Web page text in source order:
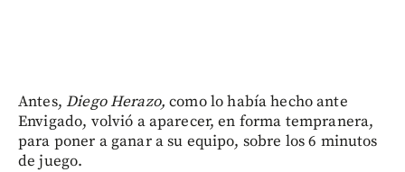
Antes,Diego Herazo, como lo había hecho ante
Envigado, volvió a aparecer, en forma tempranera,
para poner a ganar a su equipo, sobre los 6 minutos
de juego.